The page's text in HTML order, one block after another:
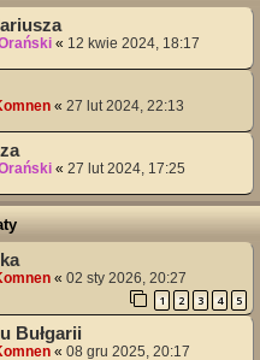
« 12 kwie 2024, 18:17
« 27 lut 2024, 22:13
« 27 lut 2024, 17:25
« 02 sty 2026, 20:27
1 2 3 4 5
Bułgarii
« 08 gru 2025, 20:17